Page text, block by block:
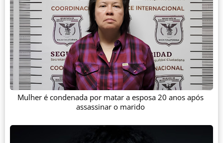
Mulher é condenada por matar a esposa 20 anos após
assassinar o marido